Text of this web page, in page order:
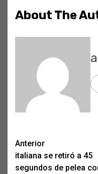
About The
Post
navigation
Anterior
italiana se retiró a 45
segundos de pelea